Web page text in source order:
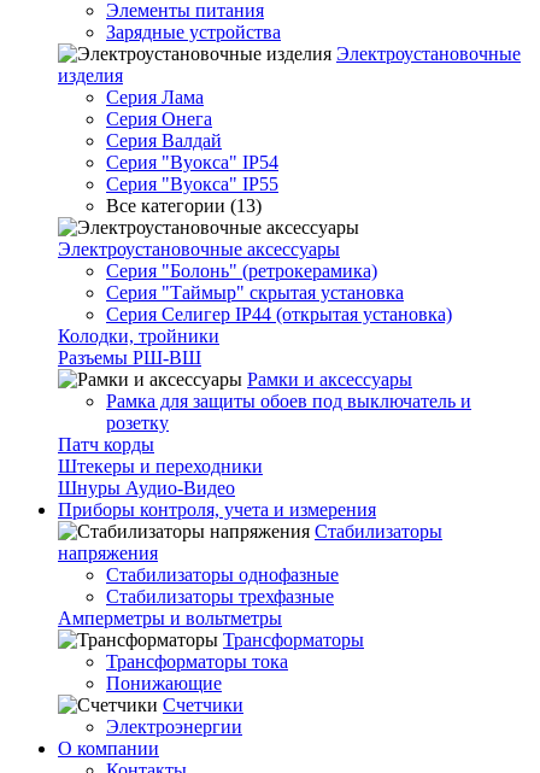
Элементы питания
Зарядные устройства
Электроустановочные
изделия
Серия Лама
Серия Онега
Серия Валдай
Серия "Вуокса" IP54
Серия "Вуокса" IP55
Все категории (13)
Электроустановочные аксессуары
Серия "Болонь" (ретрокерамика)
Серия "Таймыр" скрытая установка
Серия Селигер IP44 (открытая установка)
Колодки, тройники
Разъемы РШ-ВШ
Рамки и аксессуары
Рамка для защиты обоев под выключатель и
розетку
Патч корды
Штекеры и переходники
Шнуры Аудио-Видео
Приборы контроля, учета и измерения
Стабилизаторы
напряжения
Стабилизаторы однофазные
Стабилизаторы трехфазные
Амперметры и вольтметры
Трансформаторы
Трансформаторы тока
Понижающие
Счетчики
Электроэнергии
О компании